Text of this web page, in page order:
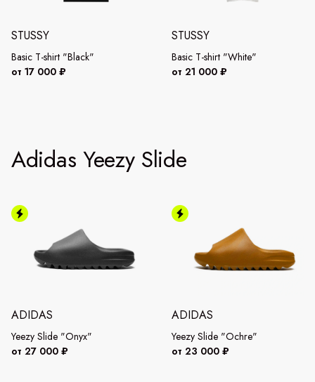
STUSSY
Basic T-shirt "Black"
от 17 000 ₽
STUSSY
Basic T-shirt "White"
от 21 000 ₽
Adidas Yeezy Slide
ADIDAS
Yeezy Slide "Onyx"
от 27 000 ₽
ADIDAS
Yeezy Slide "Ochre"
от 23 000 ₽